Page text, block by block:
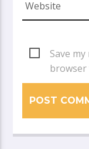
Save
browser